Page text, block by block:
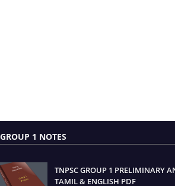
GROUP 1 NOTES
TNPSC GROUP 1 PRELIMINARY
TAMIL & ENGLISH PDF